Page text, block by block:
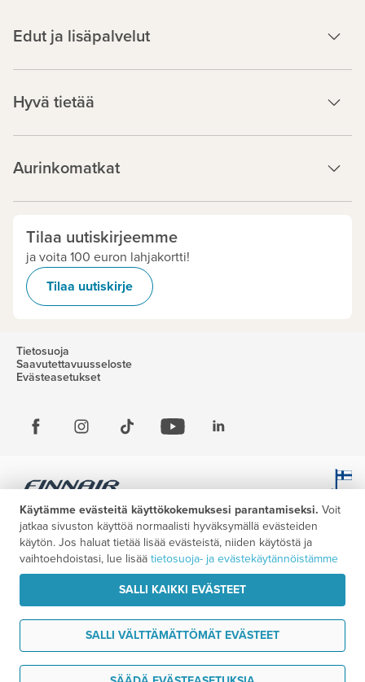
Haluan ideoita matkaani
Edut ja lisäpalvelut
Hyvä tietää
Aurinkomatkat
Tilaa uutiskirjeemme
ja voita 100 euron lahjakortti!
Tilaa uutiskirje
Tietosuoja
Saavutettavuusseloste
Evästeasetukset
Käytämme evästeitä käyttökokemuksesi parantamiseksi. Voit
jatkaa sivuston käyttöä normaalisti hyväksymällä evästeiden
käytön. Jos haluat tietää lisää evästeistä, niiden käytöstä ja
vaihtoehdoistasi, lue lisää tietosuoja- ja evästekäytännöistämme
SALLI KAIKKI EVÄSTEET
SALLI VÄLTTÄMÄTTÖMÄT EVÄSTEET